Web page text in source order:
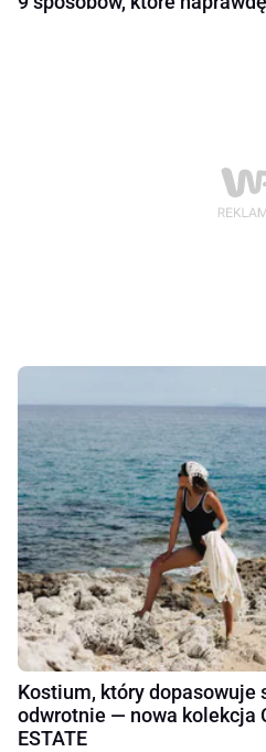
Kostium, który dopasowuje
odwrotnie — nowa kolekcja
ESTATE